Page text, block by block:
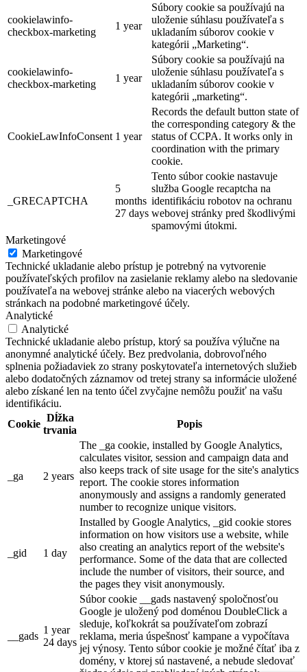
cookielawinfo-
checkbox-marketing
1 year
Súbory cookie sa používajú na
uloženie súhlasu používateľa s
ukladaním súborov cookie v
kategórii „Marketing“.
cookielawinfo-
checkbox-marketing
1 year
Súbory cookie sa používajú na
uloženie súhlasu používateľa s
ukladaním súborov cookie v
kategórii „marketing“.
CookieLawInfoConsent 1 year
Records the default button state of
the corresponding category & the
status of CCPA. It works only in
coordination with the primary
cookie.
_GRECAPTCHA
5
months
27 days
Tento súbor cookie nastavuje
služba Google recaptcha na
identifikáciu robotov na ochranu
webovej stránky pred škodlivými
spamovými útokmi.
Marketingové
Marketingové
Technické ukladanie alebo prístup je potrebný na vytvorenie
používateľských profilov na zasielanie reklamy alebo na sledovanie
používateľa na webovej stránke alebo na viacerých webových
stránkach na podobné marketingové účely.
Analytické
Analytické
Technické ukladanie alebo prístup, ktorý sa používa výlučne na
anonymné analytické účely. Bez predvolania, dobrovoľného
splnenia požiadaviek zo strany poskytovateľa internetových služieb
alebo dodatočných záznamov od tretej strany sa informácie uložené
alebo získané len na tento účel zvyčajne nemôžu použiť na vašu
identifikáciu.
Cookie
Dĺžka
trvania
Popis
_ga 2 years
The _ga cookie, installed by Google Analytics,
calculates visitor, session and campaign data and
also keeps track of site usage for the site's analytics
report. The cookie stores information
anonymously and assigns a randomly generated
number to recognize unique visitors.
_gid 1 day
Installed by Google Analytics, _gid cookie stores
information on how visitors use a website, while
also creating an analytics report of the website's
performance. Some of the data that are collected
include the number of visitors, their source, and
the pages they visit anonymously.
__gads
1 year
24 days
Súbor cookie __gads nastavený spoločnosťou
Google je uložený pod doménou DoubleClick a
sleduje, koľkokrát sa používateľom zobrazí
reklama, meria úspešnosť kampane a vypočítava
jej výnosy. Tento súbor cookie je možné čítať iba z
domény, v ktorej sú nastavené, a nebude sledovať